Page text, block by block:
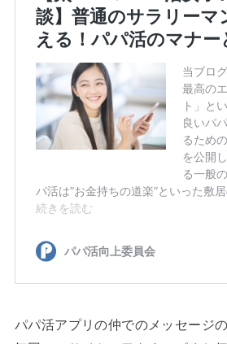
パパ活アプリの仲でのメッセージ